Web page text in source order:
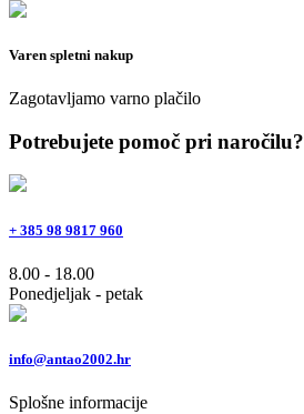
Varen spletni nakup
Zagotavljamo varno plačilo
Potrebujete pomoč pri naročilu?
+ 385 98 9817 960
8.00 - 18.00
Ponedjeljak - petak
info@antao2002.hr
Splošne informacije